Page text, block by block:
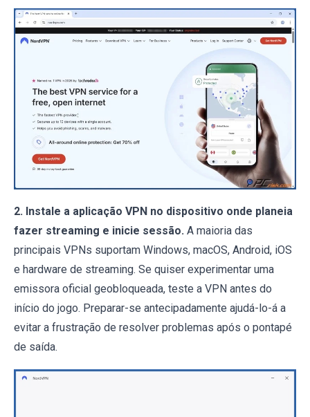
2. Instale a aplicação VPN no dispositivo onde planeia
fazer streaming e inicie sessão. A maioria das
principais VPNs suportam Windows, macOS, Android, iOS
e hardware de streaming. Se quiser experimentar uma
emissora oficial geobloqueada, teste a VPN antes do
início do jogo. Preparar-se antecipadamente ajudá-lo-á a
evitar a frustração de resolver problemas após o pontapé
de saída.